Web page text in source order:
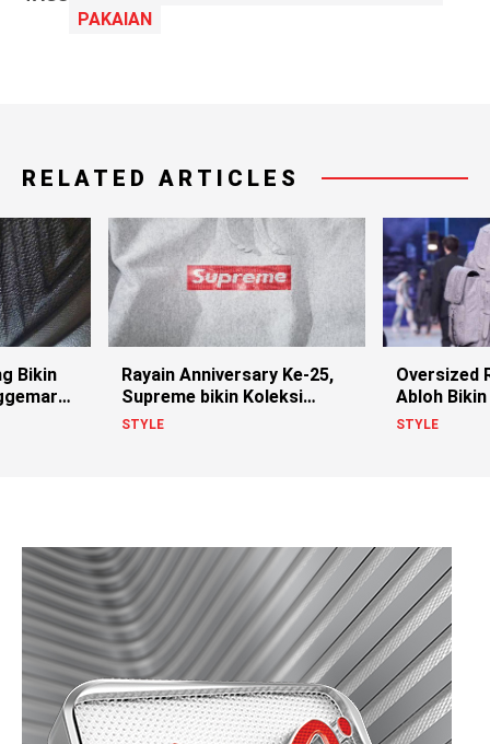
PAKAIAN
RELATED ARTICLES
Bikin
Rayain Anniversary Ke-25,
Supreme bikin Koleksi
Berhias Swarovski
STYLE
Oversized
Abloh Bikin
STYLE